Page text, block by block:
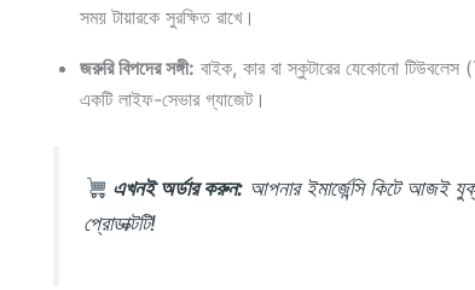
সময় টায়ারকে সুরক্ষিত রাখে।
জরুরি বিপদের সঙ্গী: বাইক, কার বা স্কুটারের যেকোনো
একটি লাইফ-সেভার গ্যাজেট।
এখনই অর্ডার করুন: আপনার ইমার্জেন্সি কিটে আজই
প্রোডাক্টটি!